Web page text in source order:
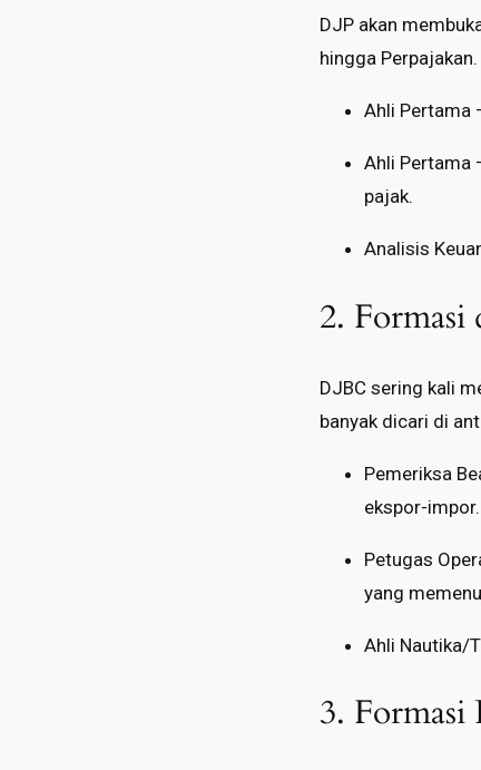
DJP akan
hingga
Ahli Pertama
Ahli Pertama
pajak.
Analisis
2.
DJBC sering kali
banyak dicari di
Pemeriksa
ekspor-impor.
Petugas
yang
Ahli Nautika/
3.